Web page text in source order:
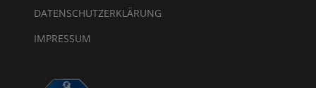
DATENSCHUTZERKLÄRUNG
IMPRESSUM